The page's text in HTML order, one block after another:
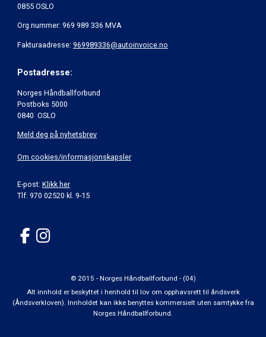
0855 OSLO
Org.nummer: 969 989 336 MVA
Fakturaadresse: 969989336@autoinvoice.no
Postadresse:
Norges Håndballforbund
Postboks 5000
0840 OSLO
Meld deg på nyhetsbrev
Om cookies/informasjonskapsler
E-post: Klikk her
Tlf: 970 02520 kl. 9-15
© 2015 - Norges Håndballforbund - (04)
Alt innhold er beskyttet i henhold til lov om opphavsrett til åndsverk
(Åndsverkloven). Innholdet kan ikke benyttes kommersielt uten samtykke fra
Norges Håndballforbund.